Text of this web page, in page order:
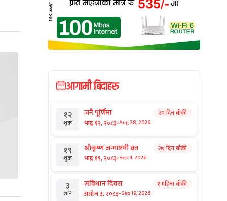
आगामी बिदाहरु
१२
शुक्र
जनै पूर्णिमा
भाद्र १२, २०८३-Aug 28, 2026
२० दिन बाँकी
१९
शुक्र
श्रीकृष्ण जन्माष्टमी व्रत
भाद्र १९, २०८३-Sep 4, 2026
२७ दिन बाँकी
३
शनि
संविधान दिवस
असोज ३, २०८३-Sep 19, 2026
१ महिना बाँकी